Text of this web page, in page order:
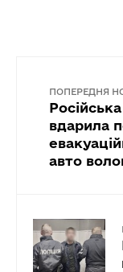
ПОПЕРЕДНЯ
вдарила
авто